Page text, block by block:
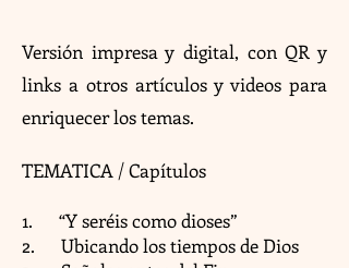
Versión impresa y digital, con QR y
links a otros artículos y videos para
enriquecer los temas.​
TEMATICA / Capítulos
1. “Y seréis como dioses”
2. Ubicando los tiempos de Dios